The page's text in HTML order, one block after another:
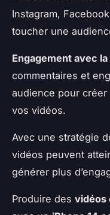
Instagram,
toucher une
Engagement avec
commentaires et
audience pour
vos vidéos.
Avec une stratégie
vidéos peuvent
générer plus
Produire des vidéos